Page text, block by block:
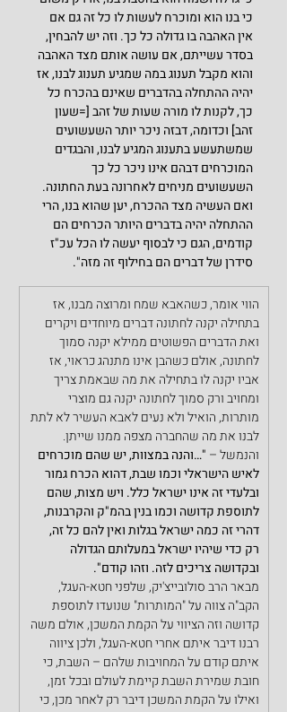
כי בנו הוא ומוכרח לעשות לו כל זה גם אם
אין האהבה בו גדולה כל כך. וזה יש להבחין,
בסדר עשייתם, אם עושה אותם מצד האהבה
והוא מקבל תענוג במה שמגיע תענוג לבנו, אז
יהיה ההתחלה בהדברים שאינם בהכרח כל
כך, לקנות לו מורה שעות של זהב [=שעון
זהב] וכדומה, דבזה ניכר יותר השעשועים
שמשתעשע בתענוג המגיע לבנו, והבגדים
המוכרחים דבהם אינו ניכר כל כך
השעשועים מניחים לאחרונה בעת החתונה.
ואם העשיה מצד ההכרח, יען שהוא בנו, הרי
ההתחלה יהיה בדברים היותר הכרחים הם
קודמים, הגם כי לבסוף יעשה לו הכל עכ"ז
סידרן של דברים הם בחילוף זה מזה".
הווי אומר, כשהאבא שמח ומרוצה מבנו, אז
בתחילה יקנה לחתונה דברים מיוחדים ויקרים
ואת הדברים הפשוטים ממילא יקנה סמוך
לחתונה, אולם כשהבן אינו מתנהג כראוי, אז
אביו יקנה לו בתחילה את מה שבאמת צריך
ומחויב ורק סמוך לחתונה יקנה גם מוצרי
מותרות, הואיל ולא נעים לאבא העשיר לא לתת
לבנו את מה שהחברה מצפה ממנו שייתן.
והנמשל – "…והנה במצוות, יש שהם מוכרחים
לאיש הישראלי וכמו שבת, דהוא הכרח גמור
ובלעדי זה אינו ישראל כלל. ויש מצות, שהם
לתוספת קדושה וכמו בנין בהמ"ק והקרבנות,
דהרי זה כמה ישראל בגלות ואין להם כל זה,
רק כדי שיהיו ישראל במעלותם הגדולה
ובקדושה צריכים לזה. וזהו קודם".
מבאר הרב סולובייצ'יק, שלפני חטא-העגל,
הקב"ה צווה על "המותרות" שנועדו לתוספת
קדושה וזה הציווי על הקמת המשכן, אולם משה
רבנו דיבר איתם אחרי חטא-העגל, ולכן ציווה
איתם קודם על המחויבות שלהם – השבת, כי
חובת שמירת השבת קיימת לעולם ובכל זמן,
ואילו על הקמת המשכן דיבר רק לאחר מכן, כי